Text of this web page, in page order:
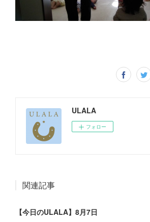
ULALA
フォロー
関連記事
【今日のULALA】8月7日